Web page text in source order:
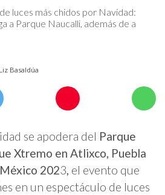
luces más chidos por Navidad:
a Parque Naucalli, además de a
Basaldúa
se apodera del Parque
Xtremo en Atlixco, Puebla
2023, el evento que
en un espectáculo de luces